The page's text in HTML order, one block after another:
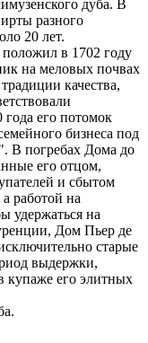
дуба. В
разного
20 лет.
в 1702 году
на меловых почвах
качества,
его потомок
бизнеса под
В погребах Дома до
его отцом,
и сбытом
работой на
удержаться на
Дом Пьер де
старые
выдержки,
купаже его элитных